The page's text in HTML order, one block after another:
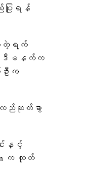
ပြုရန်
တဲ့ရက်
။ဒီမနက်က
းက
လည်ဆုတ်ခွာ
နှင့်
က ထုတ်